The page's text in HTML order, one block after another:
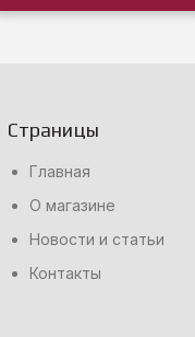
Страницы
Главная
О магазине
Новости и статьи
Контакты